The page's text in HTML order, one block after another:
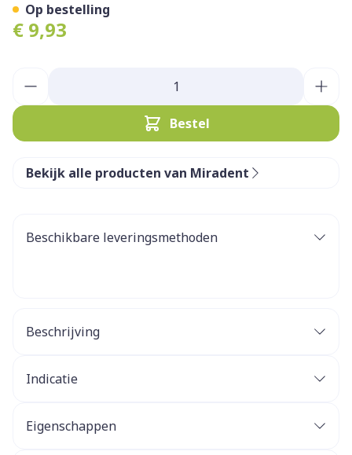
€ 9,93
Bestel
Op bestelling
Bekijk alle producten van Miradent
Beschikbare leveringsmethoden
Beschrijving
Indicatie
Eigenschappen